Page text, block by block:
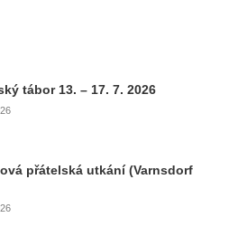
tábor 13. – 17. 7. 2026
přátelská utkání (Varnsdorf